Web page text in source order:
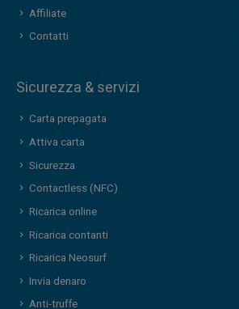
Affiliate
Contatti
Sicurezza & servizi
Carta prepagata
Attiva carta
Sicurezza
Contactless (NFC)
Ricarica online
Ricarica contanti
Ricarica Neosurf
Invia denaro
Anti-truffe